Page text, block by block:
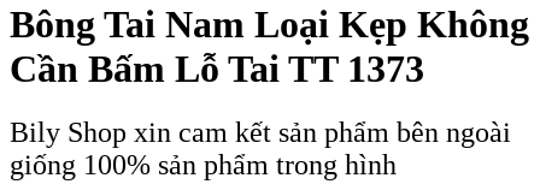
Bông Tai Nam Loại Kẹp Không
Cần Bấm Lỗ Tai TT 1373
Bily Shop xin cam kết sản phẩm bên ngoài
giống 100% sản phẩm trong hình